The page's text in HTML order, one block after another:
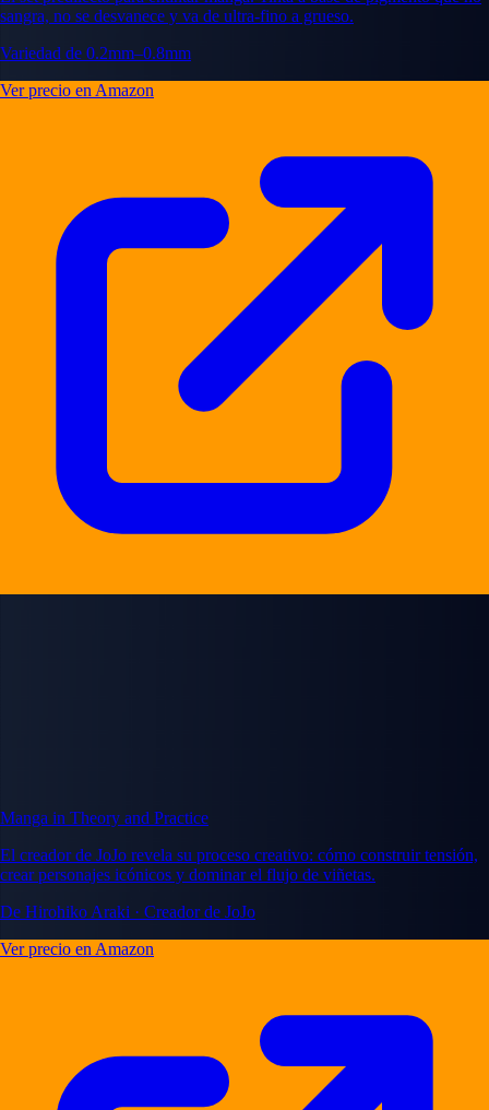
sangra, no se desvanece y va de ultra-fino a grueso.
Variedad de 0.2mm–0.8mm
Ver precio en Amazon
Manga in Theory and Practice
El creador de JoJo revela su proceso creativo: cómo construir tensión,
crear personajes icónicos y dominar el flujo de viñetas.
De Hirohiko Araki · Creador de JoJo
Ver precio en Amazon